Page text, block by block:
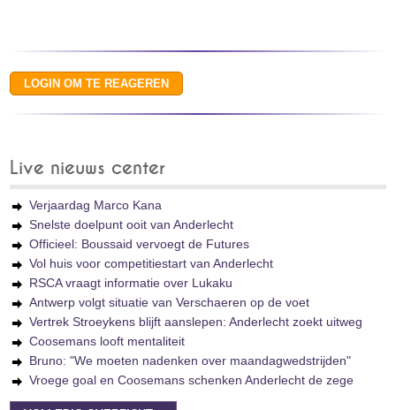
Live nieuws center
Verjaardag Marco Kana
Snelste doelpunt ooit van Anderlecht
Officieel: Boussaid vervoegt de Futures
Vol huis voor competitiestart van Anderlecht
RSCA vraagt informatie over Lukaku
Antwerp volgt situatie van Verschaeren op de voet
Vertrek Stroeykens blijft aanslepen: Anderlecht zoekt uitweg
Coosemans looft mentaliteit
Bruno: "We moeten nadenken over maandagwedstrijden"
Vroege goal en Coosemans schenken Anderlecht de zege